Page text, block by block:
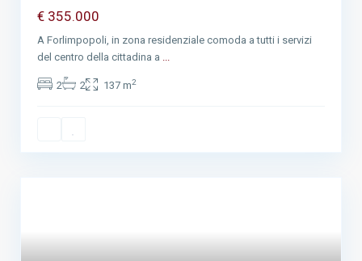
€ 355.000
A Forlimpopoli, in zona residenziale comoda a tutti i servizi
del centro della cittadina a ...
2 2 137 m2